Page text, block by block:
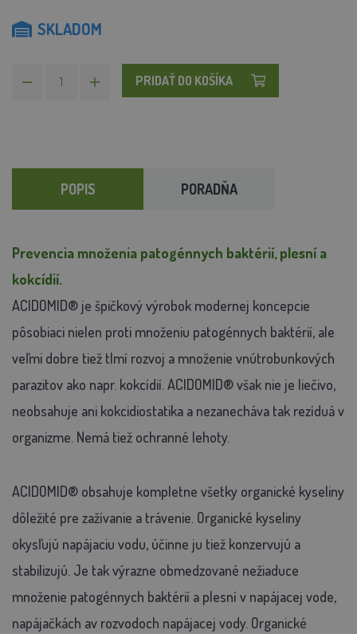
SKLADOM
PRIDAŤ DO KOŠÍKA
POPIS PORADŇA
Prevencia množenia patogénnych baktérií, plesní a
kokcídií.
ACIDOMID® je špičkový výrobok modernej koncepcie
pôsobiaci nielen proti množeniu patogénnych baktérií, ale
veľmi dobre tiež tlmí rozvoj a množenie vnútrobunkových
parazitov ako napr. kokcídií. ACIDOMID® však nie je liečivo,
neobsahuje ani kokcidiostatika a nezanecháva tak rezíduá v
organizme. Nemá tiež ochranné lehoty.
ACIDOMID® obsahuje kompletne všetky organické kyseliny
dôležité pre zažívanie a trávenie. Organické kyseliny
okysľujú napájaciu vodu, účinne ju tiež konzervujú a
stabilizujú. Je tak výrazne obmedzované nežiaduce
množenie patogénnych baktérií a plesní v napájacej vode,
napájačkách av rozvodoch napájacej vody. Organické